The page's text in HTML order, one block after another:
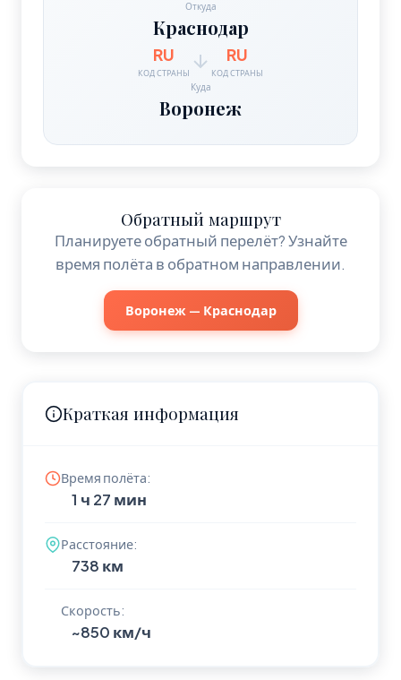
Откуда
Краснодар
RU
КОД СТРАНЫ
RU
КОД СТРАНЫ
Куда
Воронеж
Обратный маршрут
Планируете обратный перелёт? Узнайте
время полёта в обратном направлении.
Воронеж — Краснодар
Краткая информация
Время полёта:
1 ч 27 мин
Расстояние:
738 км
Скорость:
~850 км/ч